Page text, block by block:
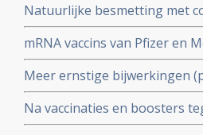
blijkt niet bruikbaar voor
Natuurlijke besmetting met
bescherming, al zijn er
varianten van Omikron.
mRNA vaccins van Pfizer en
dat ze een
studiegegevens
Meer ernstige bijwerkingen
invaliditeit deden zich voor
Pfizer in vergelijking met de
Na vaccinaties en boosters
overige oorzaken blijkt uit